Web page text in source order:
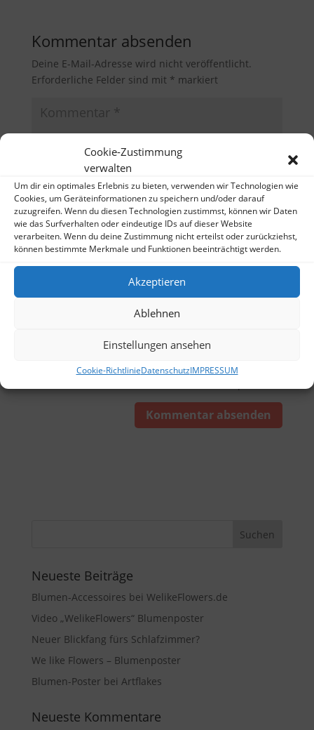
Cookie-Zustimmung
verwalten
Um dir ein optimales Erlebnis zu bieten, verwenden wir Technologien wie
Cookies, um Geräteinformationen zu speichern und/oder darauf
zuzugreifen. Wenn du diesen Technologien zustimmst, können wir Daten
wie das Surfverhalten oder eindeutige IDs auf dieser Website
verarbeiten. Wenn du deine Zustimmung nicht erteilst oder zurückziehst,
können bestimmte Merkmale und Funktionen beeinträchtigt werden.
Akzeptieren
Ablehnen
Einstellungen ansehen
Cookie-RichtlinieDatenschutzIMPRESSUM
Kommentar absenden
Deine E-Mail-Adresse wird nicht veröffentlicht.
Erforderliche Felder sind mit * markiert
Name, E-Mail-Adresse und Website in diesem
Neueste Beiträge
Blumen-Accessoires bei WelikeFlowers.de
Video „WelikeFlowers“ Blumenposter
Neuer Blickfang fürs Schlafzimmer?
We like Flowers – Blumenposter
Blumen-Poster bei Artflakes
Neueste Kommentare